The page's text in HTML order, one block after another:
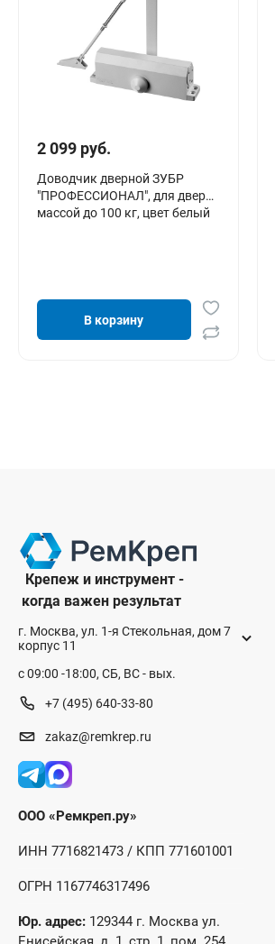
2 099 руб.
Доводчик дверной ЗУБР
"ПРОФЕССИОНАЛ", для дверей
массой до 100 кг, цвет белый
В корзину
Крепеж и инструмент -
когда важен результат
г. Москва, ул. 1-я Стекольная, дом 7
корпус 11
с 09:00 -18:00, СБ, ВС - вых.
+7 (495) 640-33-80
zakaz@remkrep.ru
ООО «Ремкреп.ру»
ИНН 7716821473 / КПП 771601001
ОГРН 1167746317496
Юр. адрес: 129344 г. Москва ул.